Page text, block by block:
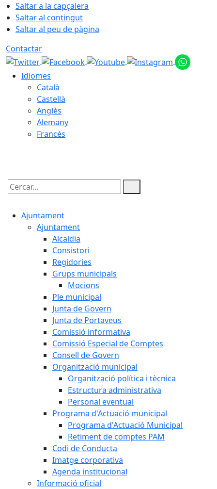
Saltar a la capçalera
Saltar al contingut
Saltar al peu de pàgina
Contactar
Idiomes
Català
Castellà
Anglès
Alemany
Francès
Cercar:
Ajuntament
Ajuntament
Alcaldia
Consistori
Regidories
Grups municipals
Mocions
Ple municipal
Junta de Govern
Junta de Portaveus
Comissió informativa
Comissió Especial de Comptes
Consell de Govern
Organització municipal
Organització política i tècnica
Estructura administrativa
Personal eventual
Programa d'Actuació municipal
Programa d'Actuació Municipal
Retiment de comptes PAM
Codi de Conducta
Imatge corporativa
Agenda institucional
Informació oficial